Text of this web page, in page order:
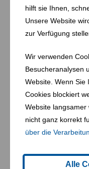
hilft sie Ihnen,
Unsere Website
zur Verfügung
Wir verwenden
Besucheranalysen
Website. Wenn Sie
Cookies blockiert
Website langsamer
nicht ganz korrekt
über die
Alle
Abfälle sollten
werden, in
gelagert
sowohl Ihre Gäste als